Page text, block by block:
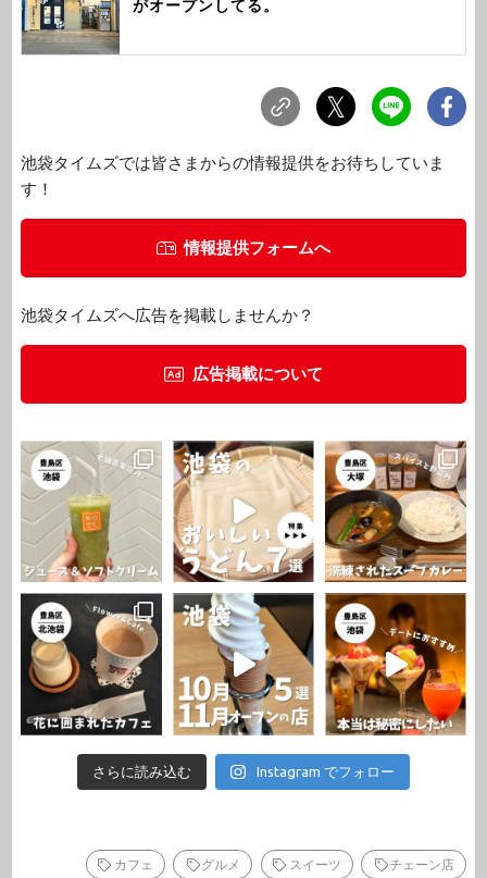
がオープンしてる。
池袋タイムズでは皆さまからの情報提供をお待ちしていま
す！
情報提供フォームへ
池袋タイムズへ広告を掲載しませんか？
広告掲載について
さらに読み込む Instagram でフォロー
カフェ グルメ スイーツ チェーン店